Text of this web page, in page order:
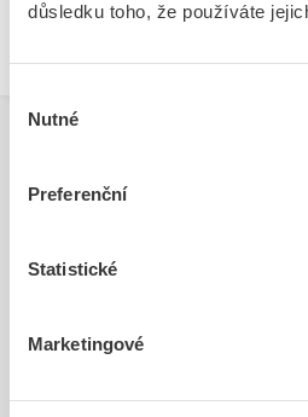
důsledku toho, že používáte
souhlasu
Nutné
Preferenční
Statistické
Marketingové
Související produkty